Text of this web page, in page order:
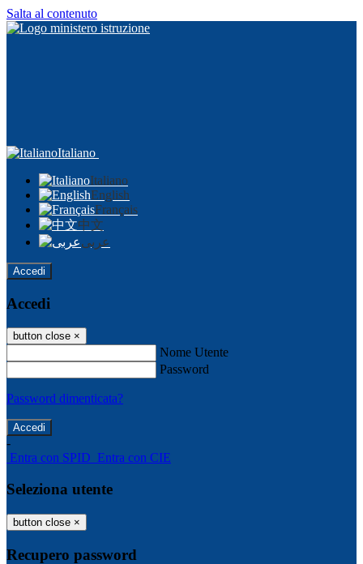
Salta al contenuto
Italiano
Italiano
English
Français
中文
عربى
Accedi
Accedi
button close ×
Nome Utente
Password
Password dimenticata?
-
Entra con SPID Entra con CIE
Seleziona utente
button close ×
Recupero password